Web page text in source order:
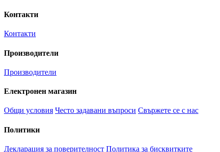
Контакти
Контакти
Производители
Производители
Електронен магазин
Общи условия Често задавани въпроси Свържете се с нас
Политики
Декларация за поверителност Политика за бисквитките